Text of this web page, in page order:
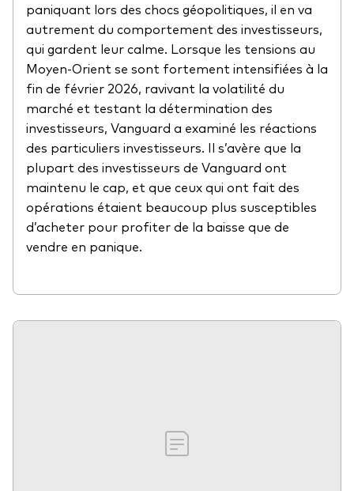
paniquant lors des chocs géopolitiques, il en va
autrement du comportement des investisseurs,
qui gardent leur calme. Lorsque les tensions au
Moyen-Orient se sont fortement intensifiées à la
fin de février 2026, ravivant la volatilité du
marché et testant la détermination des
investisseurs, Vanguard a examiné les réactions
des particuliers investisseurs. Il s’avère que la
plupart des investisseurs de Vanguard ont
maintenu le cap, et que ceux qui ont fait des
opérations étaient beaucoup plus susceptibles
d’acheter pour profiter de la baisse que de
vendre en panique.